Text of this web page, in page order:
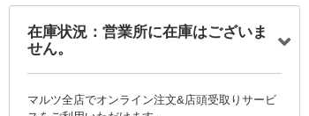
在庫状況：営業所に在庫はございま
せん。
マルツ全店でオンライン注文&店頭受取りサービ